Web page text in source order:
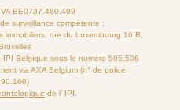
BE0737.480.409
surveillance compétente :
immobiliers, rue du Luxembourg 16 B,
IPI Belgique sous le numéro 505.506
via AXA Belgium (n° de police
de l’ IPI.